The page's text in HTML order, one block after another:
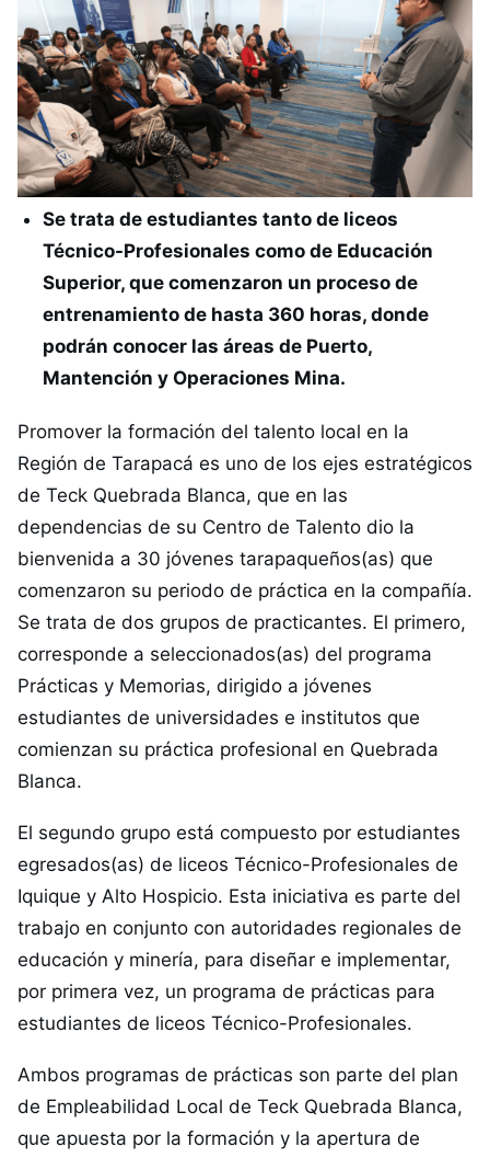
Se trata de estudiantes tanto de liceos
Técnico-Profesionales como de Educación
Superior, que comenzaron un proceso de
entrenamiento de hasta 360 horas, donde
podrán conocer las áreas de Puerto,
Mantención y Operaciones Mina.
Promover la formación del talento local en la
Región de Tarapacá es uno de los ejes estratégicos
de Teck Quebrada Blanca, que en las
dependencias de su Centro de Talento dio la
bienvenida a 30 jóvenes tarapaqueños(as) que
comenzaron su periodo de práctica en la compañía.
Se trata de dos grupos de practicantes. El primero,
corresponde a seleccionados(as) del programa
Prácticas y Memorias, dirigido a jóvenes
estudiantes de universidades e institutos que
comienzan su práctica profesional en Quebrada
Blanca.
El segundo grupo está compuesto por estudiantes
egresados(as) de liceos Técnico-Profesionales de
Iquique y Alto Hospicio. Esta iniciativa es parte del
trabajo en conjunto con autoridades regionales de
educación y minería, para diseñar e implementar,
por primera vez, un programa de prácticas para
estudiantes de liceos Técnico-Profesionales.
Ambos programas de prácticas son parte del plan
de Empleabilidad Local de Teck Quebrada Blanca,
que apuesta por la formación y la apertura de